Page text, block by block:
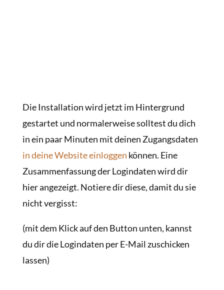
Die Installation wird jetzt im Hintergrund
gestartet und normalerweise solltest du dich
in ein paar Minuten mit deinen Zugangsdaten
in deine Website einloggen können. Eine
Zusammenfassung der Logindaten wird dir
hier angezeigt. Notiere dir diese, damit du sie
nicht vergisst:
(mit dem Klick auf den Button unten, kannst
du dir die Logindaten per E-Mail zuschicken
lassen)